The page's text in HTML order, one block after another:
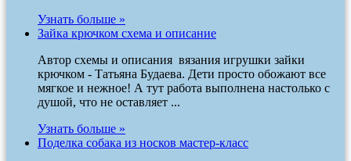
Узнать больше »
Зайка крючком схема и описание
Автор схемы и описания вязания игрушки зайки
крючком - Татьяна Будаева. Дети просто обожают все
мягкое и нежное! А тут работа выполнена настолько с
душой, что не оставляет ...
Узнать больше »
Поделка собака из носков мастер-класс